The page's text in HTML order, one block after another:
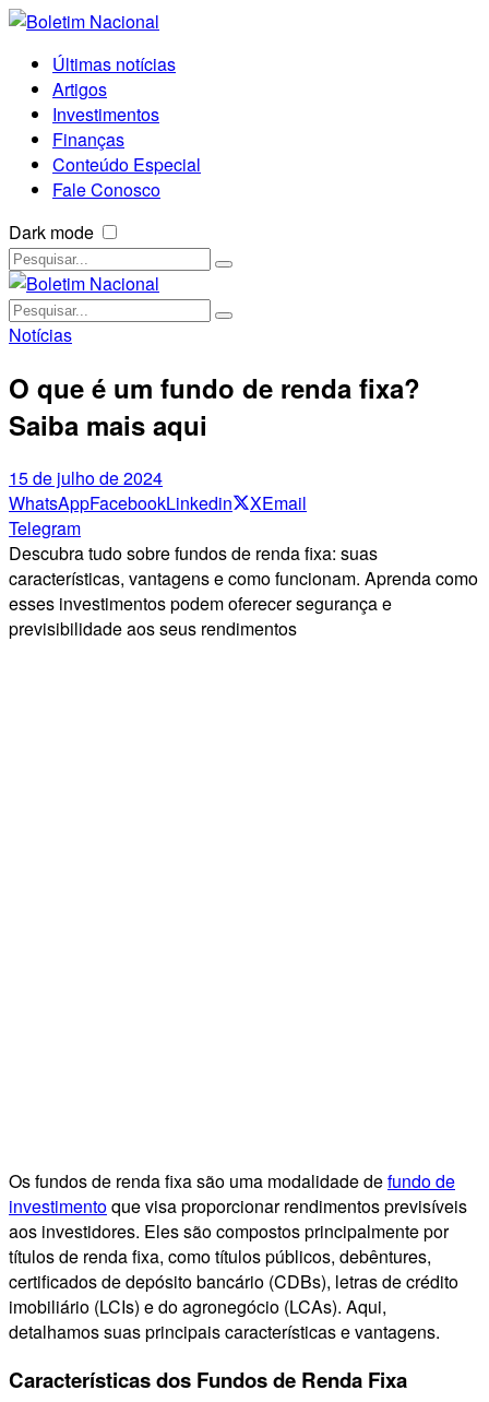
Últimas notícias
Artigos
Investimentos
Finanças
Conteúdo Especial
Fale Conosco
Dark mode
Notícias
O que é um fundo de renda fixa?
Saiba mais aqui
15 de julho de 2024
WhatsAppFacebookLinkedin XEmail
Telegram
Descubra tudo sobre fundos de renda fixa: suas
características, vantagens e como funcionam. Aprenda como
esses investimentos podem oferecer segurança e
previsibilidade aos seus rendimentos
Os fundos de renda fixa são uma modalidade defundo de
investimentoque visa proporcionar rendimentos previsíveis
aos investidores. Eles são compostos principalmente por
títulos de renda fixa, como títulos públicos, debêntures,
certificados de depósito bancário (CDBs), letras de crédito
imobiliário (LCIs) e do agronegócio (LCAs). Aqui,
detalhamos suas principais características e vantagens.
Características dos Fundos de Renda Fixa